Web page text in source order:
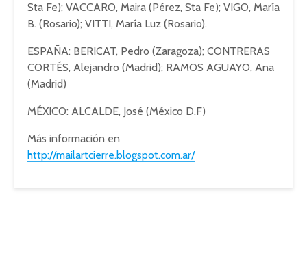
Sta Fe); VACCARO, Maira (Pérez, Sta Fe); VIGO, María
B. (Rosario); VITTI, María Luz (Rosario).
ESPAÑA: BERICAT, Pedro (Zaragoza); CONTRERAS
CORTÉS, Alejandro (Madrid); RAMOS AGUAYO, Ana
(Madrid)
MÉXICO: ALCALDE, José (México D.F)
Más información en
http://mailartcierre.blogspot.com.ar/